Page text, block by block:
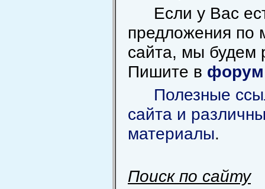
Если у Вас
предложения по
сайта, мы будем
Пишите в форум
Полезные
сайта и
материалы.
Поиск по сайту